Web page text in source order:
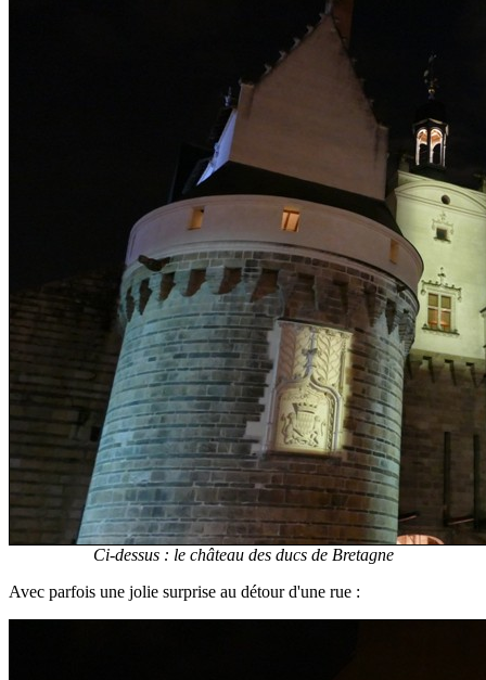
Ci-dessus : le château des ducs de Bretagne
Avec parfois une jolie surprise au détour d'une rue :